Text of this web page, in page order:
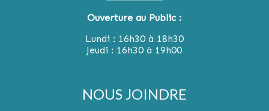
Ouverture au Public :
Lundi : 16h30 à 18h30
Jeudi : 16h30 à 19h00
NOUS JOINDRE